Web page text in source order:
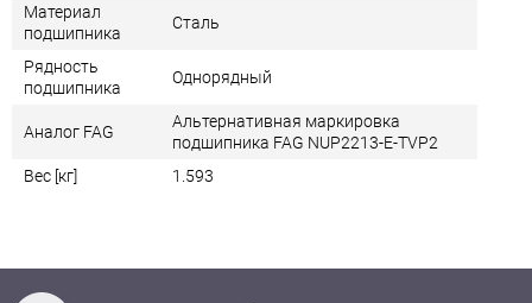
Материал
подшипника
Сталь
Рядность
подшипника
Однорядный
Аналог FAG
Альтернативная маркировка
подшипника FAG NUP2213-E-TVP2
Вес [кг]
1.593